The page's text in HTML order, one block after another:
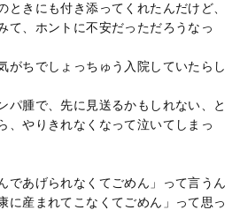
ときにも付き添ってくれたんだけど、
て、ホントに不安だっただろうなっ
がちでしょっちゅう入院していたらし
パ腫で、先に見送るかもしれない、と
、やりきれなくなって泣いてしまっ
であげられなくてごめん」って言うん
に産まれてこなくてごめん」って思っ